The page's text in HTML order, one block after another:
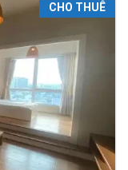
CHO THUÊ